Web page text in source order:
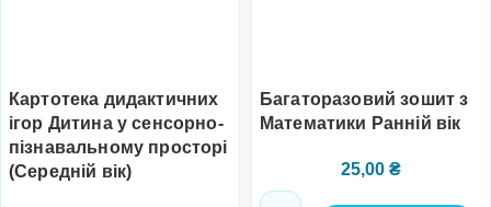
Картотека дидактичних
ігор Дитина у сенсорно-
пізнавальному просторі
(Середній вік)
Багаторазовий зошит з
Математики Ранній вік
25,00 ₴